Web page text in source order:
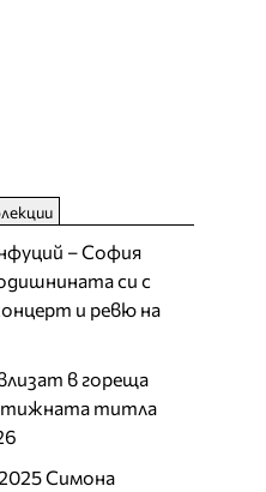
– София
си с
и ревю на
в гореща
титла
Симона